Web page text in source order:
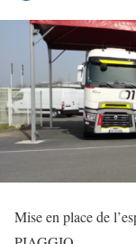
Mise en place de